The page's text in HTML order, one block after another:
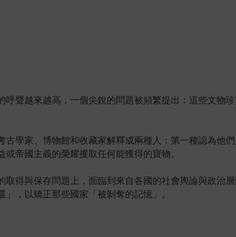
聲越來越高，一個尖銳的問題被頻繁提出：這些文物
學家、博物館和收藏家解釋成兩種人：第一種認為他
帝國主義的榮耀攫取任何能獲得的寶物。
得與保存問題上，面臨到來自各國的社會輿論與政治
，以矯正那些國家「被剝奪的記憶」。